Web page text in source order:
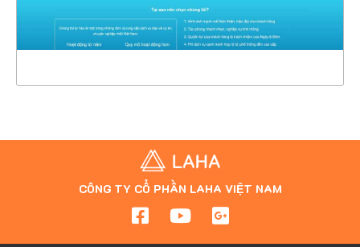
XEM THỰC TẾ
CÔNG TY CỔ PHẦN LAHA VIỆT NAM